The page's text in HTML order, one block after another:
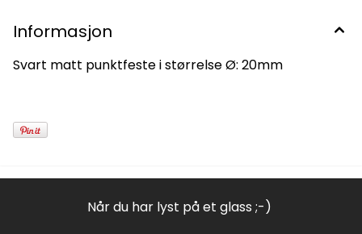
Informasjon
Svart matt punktfeste i størrelse Ø: 20mm
Når du har lyst på et glass ;-)